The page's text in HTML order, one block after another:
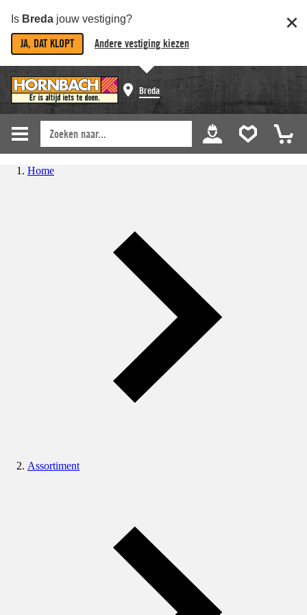
Is Breda jouw vestiging?
JA, DAT KLOPT Andere vestiging kiezen
Breda
Home
Assortiment